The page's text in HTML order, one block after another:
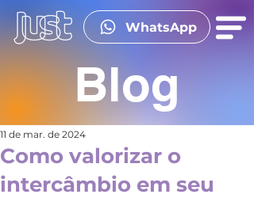
WhatsApp
Blog
Como valorizar o
intercâmbio em seu
11 de mar. de 2024